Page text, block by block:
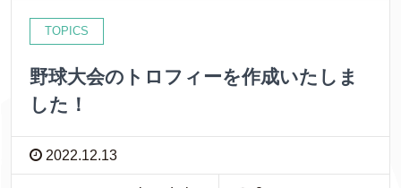
TOPICS
野球大会のトロフィーを作成いたしま
した！
2022.12.13